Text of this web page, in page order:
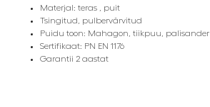
Materjal: teras , puit
Tsingitud, pulbervärvitud
Puidu toon: Mahagon, tiikpuu, palisander
Sertifikaat: PN EN 1176
Garantii 2 aastat